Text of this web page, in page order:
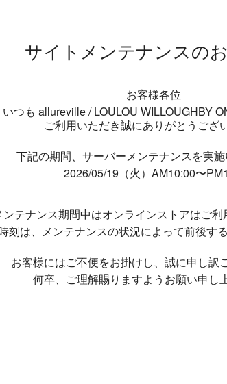
サイトメンテナンスの
お客様各位
いつも allureville / LOULOU WILLOUGHBY
ご利用いただき誠にありがとうござ
下記の期間、サーバーメンテナンスを実施
2026/05/19（火）AM10:00〜
ンテナンス期間中はオンラインストアはご利
刻は、メンテナンスの状況によって前後す
お客様にはご不便をお掛けし、 誠に申し訳
何卒、ご理解賜りますようお願い申し